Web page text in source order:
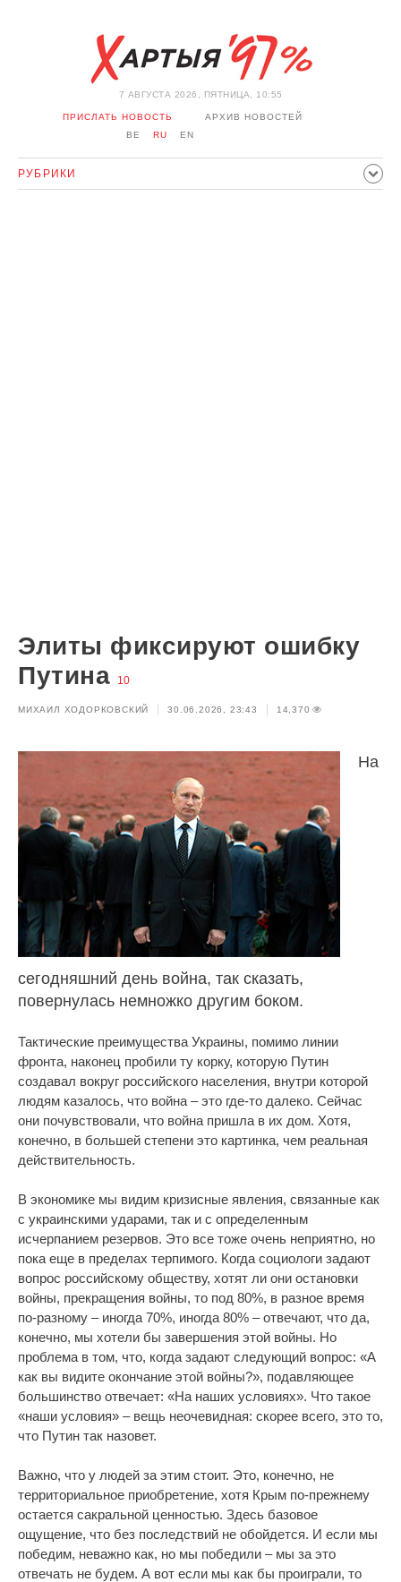
7 АВГУСТА 2026, ПЯТНИЦА, 10:55
ПРИСЛАТЬ НОВОСТЬ
АРХИВ НОВОСТЕЙ
BE
RU EN
РУБРИКИ
Элиты фиксируют ошибку
Путина
10
МИХАИЛ ХОДОРКОВСКИЙ 30.06.2026, 23:43 14,370
На
сегодняшний день война, так сказать,
повернулась немножко другим боком.
Тактические преимущества Украины, помимо линии
фронта, наконец пробили ту корку, которую Путин
создавал вокруг российского населения, внутри которой
людям казалось, что война – это где-то далеко. Сейчас
они почувствовали, что война пришла в их дом. Хотя,
конечно, в большей степени это картинка, чем реальная
действительность.
В экономике мы видим кризисные явления, связанные как
с украинскими ударами, так и с определенным
исчерпанием резервов. Это все тоже очень неприятно, но
пока еще в пределах терпимого. Когда социологи задают
вопрос российскому обществу, хотят ли они остановки
войны, прекращения войны, то под 80%, в разное время
по-разному – иногда 70%, иногда 80% – отвечают, что да,
конечно, мы хотели бы завершения этой войны. Но
проблема в том, что, когда задают следующий вопрос: «А
как вы видите окончание этой войны?», подавляющее
большинство отвечает: «На наших условиях». Что такое
«наши условия» – вещь неочевидная: скорее всего, это то,
что Путин так назовет.
Важно, что у людей за этим стоит. Это, конечно, не
территориальное приобретение, хотя Крым по-прежнему
остается сакральной ценностью. Здесь базовое
ощущение, что без последствий не обойдется. И если мы
победим, неважно как, но мы победили – мы за это
отвечать не будем. А вот если мы как бы проиграли, то